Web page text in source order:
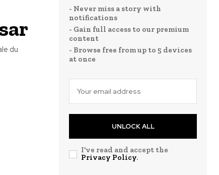
du
- Never miss a story with
notifications
- Gain full access to our premium
content
- Browse free from up to 5 devices
at once
UNLOCK ALL
I've read and accept the
Privacy Policy.